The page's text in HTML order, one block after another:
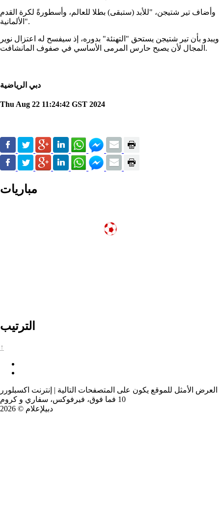
وأضاف تير شتيجن، "للأبد (ستبقى) بطلا للعالم، وأسطورةً لكرة القدم
الألمانية".
ويبدو بأن تير شتيجن يستحق "التهنئة" بدوره، إذ سيفسح له اعتزال نوير
المجال لأن يصبح حارس المرمى الأساسي في صفوف المانشافت.
دبي الرياضية
Thu Aug 22 11:24:42 GST 2024
مباريات
الترتيب
↑
العرض الأمثل للموقع يكون على المتصفحات التالية | إنترنت اكسبلورر
10 فما فوق، فيرفوكس، سفاري و كروم
دبيلإعلام © 2026